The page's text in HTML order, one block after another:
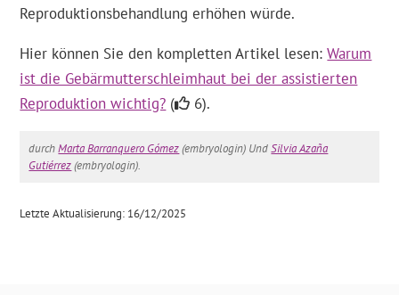
Reproduktionsbehandlung erhöhen würde.
Hier können Sie den kompletten Artikel lesen:Warum
ist die Gebärmutterschleimhaut bei der assistierten
Reproduktion wichtig? ( 6).
durchMarta Barranquero Gómez(embryologin) UndSilvia Azaña
Gutiérrez(embryologin).
Letzte Aktualisierung: 16/12/2025